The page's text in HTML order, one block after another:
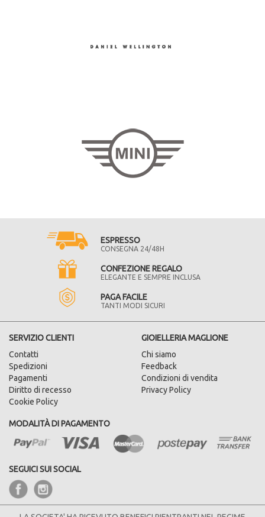
ESPRESSO
CONSEGNA 24/48H
CONFEZIONE REGALO
ELEGANTE E SEMPRE INCLUSA
PAGA FACILE
TANTI MODI SICURI
SERVIZIO CLIENTI
Contatti
Spedizioni
Pagamenti
Diritto di recesso
Cookie Policy
GIOIELLERIA MAGLIONE
Chi siamo
Feedback
Condizioni di vendita
Privacy Policy
MODALITÀ DI PAGAMENTO
SEGUICI SUI SOCIAL